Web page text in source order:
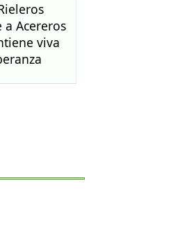
a Acereros
viva